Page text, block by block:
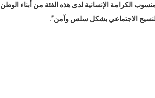
الكرامة الإنسانية لدى هذه الفئة من أبناء الوطن
النسيج الاجتماعي بشكل سلس وآمن”.